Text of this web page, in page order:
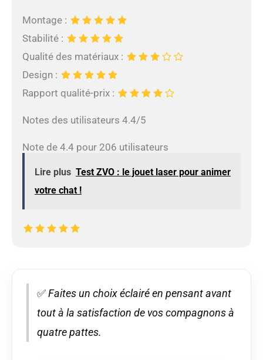
Montage :
Stabilité :
Qualité des matériaux :
Design :
Rapport qualité-prix :
Notes des utilisateurs 4.4/5
Note de 4.4 pour 206 utilisateurs
Lire plus Test ZVO : le jouet laser pour animer
votre chat !
✅Faites un choix éclairé en pensant avant
tout à la satisfaction de vos compagnons à
quatre pattes.